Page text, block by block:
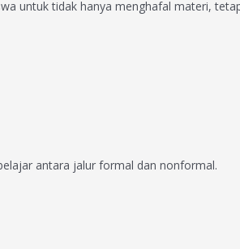
untuk tidak hanya menghafal materi,
antara jalur formal dan nonformal.